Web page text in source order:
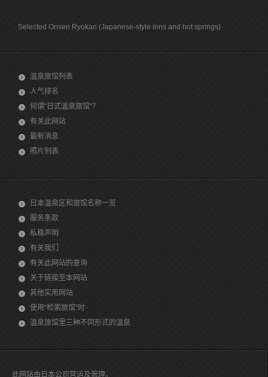
Selected Onsen Ryokan (Japanese-style inns and hot springs)
温泉旅馆列表
人气排名
何谓"日式温泉旅馆"？
有关此网站
最新消息
照片列表
日本温泉区和旅馆名称一览
服务条款
私稳声明
有关我们
有关此网站的查询
关于链接至本网站
其他实用网站
使用“检索旅馆”时
温泉旅馆里三种不同形式的温泉
此网站由日本公司营运及管理。